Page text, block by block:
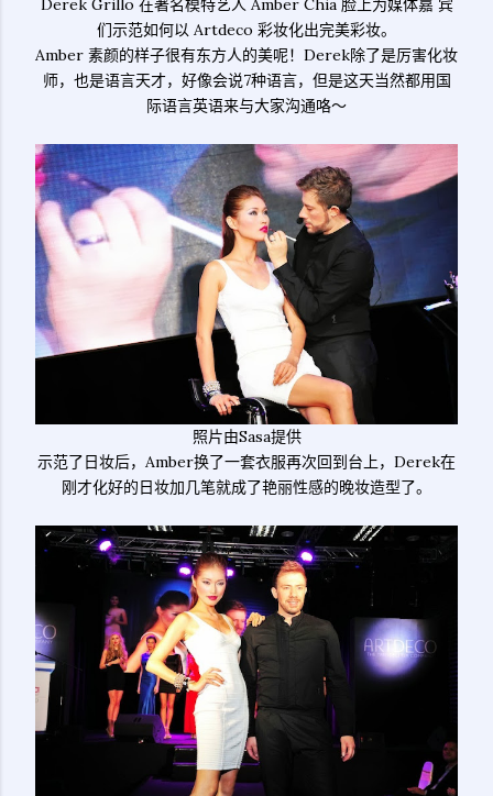
Derek Grillo 在著名模特艺人 Amber Chia 脸上为媒体嘉 宾
们示范如何以 Artdeco 彩妆化出完美彩妆。
Amber 素颜的样子很有东方人的美呢！Derek除了是厉害化妆
师，也是语言天才，好像会说7种语言，但是这天当然都用国
际语言英语来与大家沟通咯～
照片由Sasa提供
示范了日妆后，Amber换了一套衣服再次回到台上，Derek在
刚才化好的日妆加几笔就成了艳丽性感的晚妆造型了。